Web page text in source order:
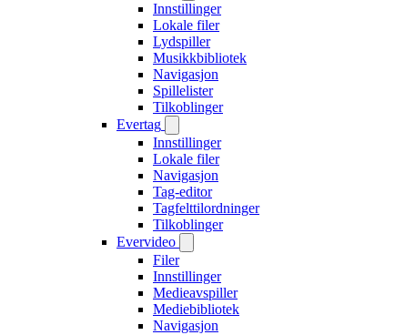
Innstillinger
Lokale filer
Lydspiller
Musikkbibliotek
Navigasjon
Spillelister
Tilkoblinger
Evertag
Innstillinger
Lokale filer
Navigasjon
Tag-editor
Tagfelttilordninger
Tilkoblinger
Evervideo
Filer
Innstillinger
Medieavspiller
Mediebibliotek
Navigasjon